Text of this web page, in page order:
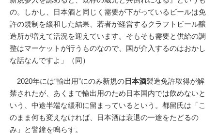
の。しかし、日本酒と同じく需要が下がっているビールは免
許の規制を緩和した結果、若者が経営するクラフトビール醸
造所が増えて活況を迎えています。そもそも需要と供給の調
整はマーケットが行うものなので、国が介入するのはおかし
な話なんですよ」（同）
2020年には“輸出用”にのみ新規の 日本酒製造免許取得が解
禁されたが、あくまで輸出用のため日本国内では飲めないと
いう、中途半端な緩和に留まっているという。都留氏は「こ
のまま何も変えなければ、日本酒は衰退の一途をたどるの
み」と警鐘を鳴らす。